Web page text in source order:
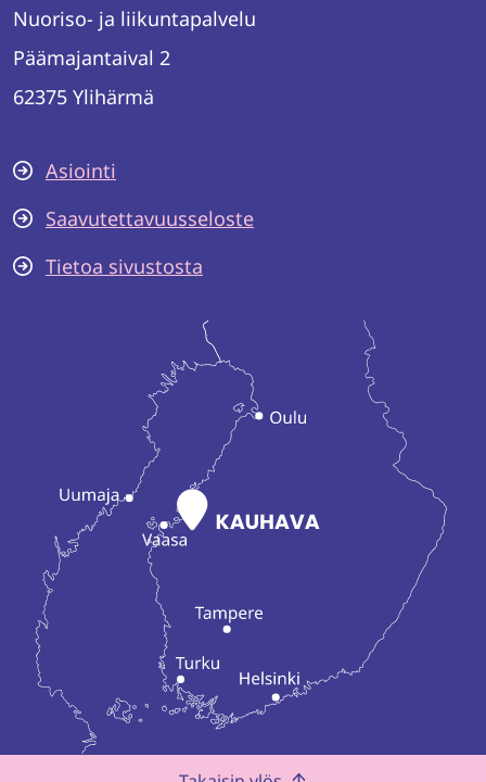
Nuoriso- ja liikuntapalvelu
Päämajantaival 2
62375 Ylihärmä
Asiointi
Saavutettavuusseloste
Tietoa sivustosta